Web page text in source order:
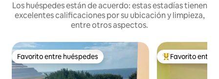
Los huéspedes están de acuerdo: estas estadías tienen
excelentes calificaciones por su ubicación y limpieza,
entre otros aspectos.
Favorito entre huéspedes
Favorito entre huéspedes Favorito entre
Favorito entre